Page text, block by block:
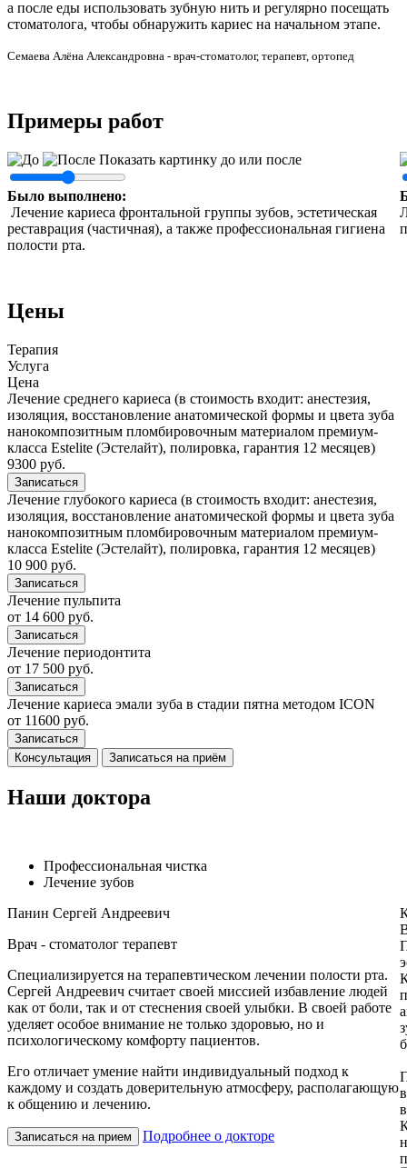
а после еды использовать зубную нить и регулярно посещать
стоматолога, чтобы обнаружить кариес на начальном этапе.
Семаева Алёна Александровна - врач-стоматолог, терапевт, ортопед
Примеры работ
Показать картинку до или после
Было выполнено:
Лечение кариеса фронтальной группы зубов, эстетическая
реставрация (частичная), а также профессиональная гигиена
полости рта.
Цены
Терапия
Услуга
Цена
Лечение среднего кариеса (в стоимость входит: анестезия,
изоляция, восстановление анатомической формы и цвета зуба
нанокомпозитным пломбировочным материалом премиум-
класса Estelite (Эстелайт), полировка, гарантия 12 месяцев)
9300 руб.
Записаться
Лечение глубокого кариеса (в стоимость входит: анестезия,
изоляция, восстановление анатомической формы и цвета зуба
нанокомпозитным пломбировочным материалом премиум-
класса Estelite (Эстелайт), полировка, гарантия 12 месяцев)
10 900 руб.
Записаться
Лечение пульпита
от 14 600 руб.
Записаться
Лечение периодонтита
от 17 500 руб.
Записаться
Лечение кариеса эмали зуба в стадии пятна методом ICON
от 11600 руб.
Записаться
Консультация
Записаться на приём
Наши доктора
Профессиональная чистка
Лечение зубов
Панин Сергей Андреевич
Врач - стоматолог терапевт
Специализируется на терапевтическом лечении полости рта.
Сергей Андреевич считает своей миссией избавление людей
как от боли, так и от стеснения своей улыбки. В своей работе
уделяет особое внимание не только здоровью, но и
психологическому комфорту пациентов.
Его отличает умение найти индивидуальный подход к
каждому и создать доверительную атмосферу, располагающую
к общению и лечению.
Записаться на прием Подробнее о докторе